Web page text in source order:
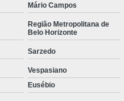
Mário Campos
Região Metropolitana de
Belo Horizonte
Sarzedo
Vespasiano
Eusébio